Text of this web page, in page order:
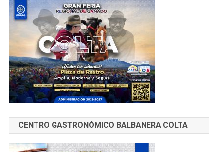
CENTRO GASTRONÓMICO BALBANERA COLTA